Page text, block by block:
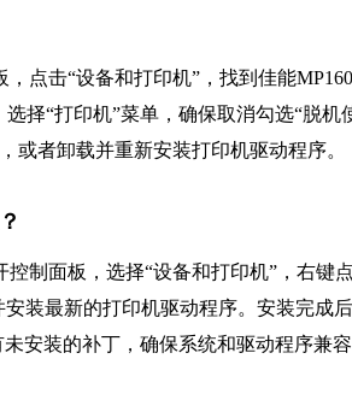
点击“设备和打印机”，找到佳能
择“打印机”菜单，确保取消勾选“脱机
或者卸载并重新安装打印机驱动程序。
制面板，选择“设备和打印机”，右键
装最新的打印机驱动程序。安装完成后
安装的补丁，确保系统和驱动程序兼容